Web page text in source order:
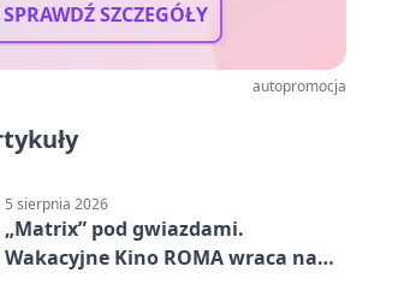
SPRAWDŹ SZCZEGÓŁY
autopromocja
5 sierpnia 2026
„Matrix” pod gwiazdami.
Wakacyjne Kino ROMA wraca na